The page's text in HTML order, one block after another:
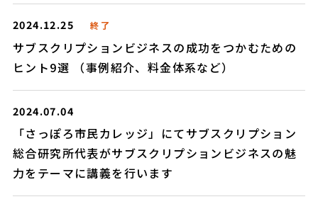
2024.12.25 終了
サブスクリプションビジネスの成功をつかむための
ヒント9選 （事例紹介、料金体系など）
2024.07.04
「さっぽろ市民カレッジ」にてサブスクリプション
総合研究所代表がサブスクリプションビジネスの魅
力をテーマに講義を行います